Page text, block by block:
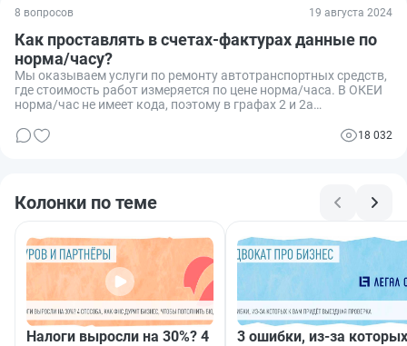
8 вопросов 19 августа 2024
Как проставлять в счетах-фактурах данные по
норма/часу?
Мы оказываем услуги по ремонту автотранспортных средств,
где стоимость работ измеряется по цене норма/часа. В ОКЕИ
норма/час не имеет кода, поэтому в графах 2 и 2а
наших контрагентов требует изменить данные в графах 3 и 4
18 032
Колонки по теме
Налоги выросли на 30%? 4
3 ошибки, из-за